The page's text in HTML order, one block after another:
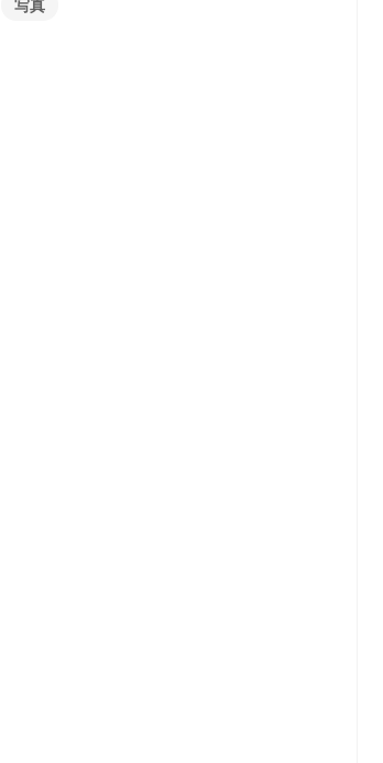
写真